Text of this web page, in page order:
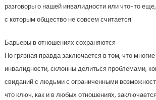
разговоры о нашей инвалидности или что-то
с которым общество не совсем считается.
Барьеры в отношениях сохраняются
Но грязная правда заключается в том, что
инвалидности, склонны делиться проблемами,
свиданий с людьми с ограниченными
что ключ, как и в любых отношениях,